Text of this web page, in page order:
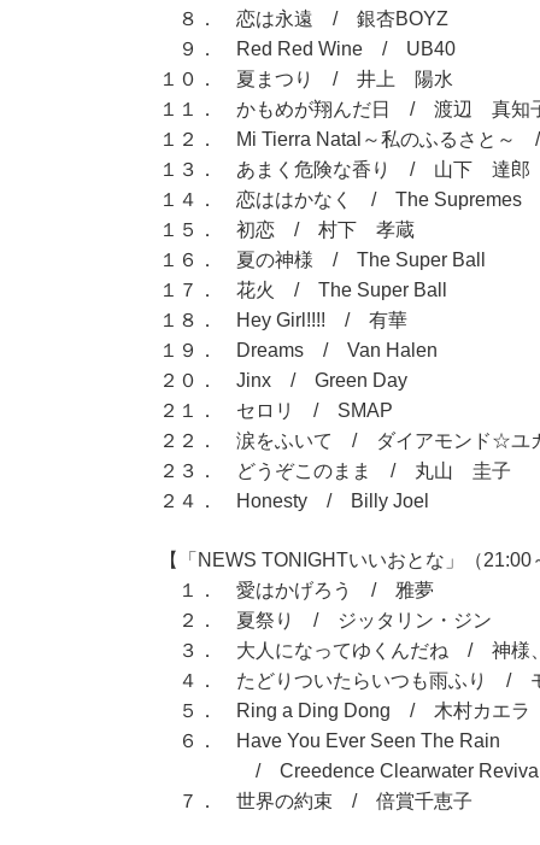
８． 恋は永遠 / 銀杏BOYZ
９． Red Red Wine / UB40
１０． 夏まつり / 井上 陽水
１１． かもめが翔んだ日 / 渡辺 真知
１２． Mi Tierra Natal～私のふるさと
１３． あまく危険な香り / 山下 達郎
１４． 恋ははかなく / The Supremes
１５． 初恋 / 村下 孝蔵
１６． 夏の神様 / The Super Ball
１７． 花火 / The Super Ball
１８． Hey Girl!!!! / 有華
１９． Dreams / Van Halen
２０． Jinx / Green Day
２１． セロリ / SMAP
２２． 涙をふいて / ダイアモンド☆ユ
２３． どうぞこのまま / 丸山 圭子
２４． Honesty / Billy Joel
【「NEWS TONIGHTいいおとな」（21:00
１． 愛はかげろう / 雅夢
２． 夏祭り / ジッタリン・ジン
３． 大人になってゆくんだね / 神様、
４． たどりついたらいつも雨ふり /
５． Ring a Ding Dong / 木村カエラ
６． Have You Ever Seen The Rain
/ Creedence Clearwater
７． 世界の約束 / 倍賞千恵子